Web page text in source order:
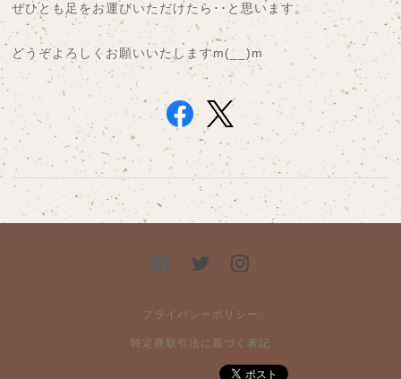
ぜひとも足をお運びいただけたら･･と思います。
どうぞよろしくお願いいたしますm(__)m
プライバシーポリシー
特定商取引法に基づく表記